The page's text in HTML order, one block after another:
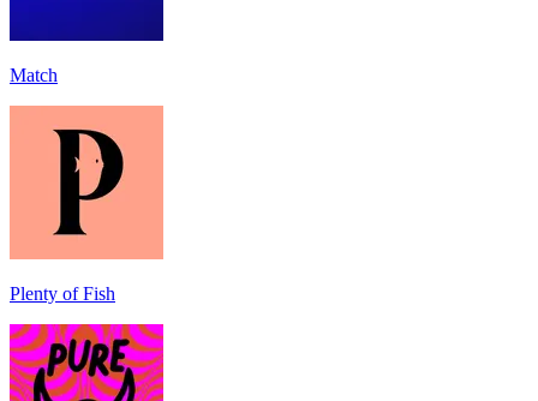
Match
Plenty of Fish